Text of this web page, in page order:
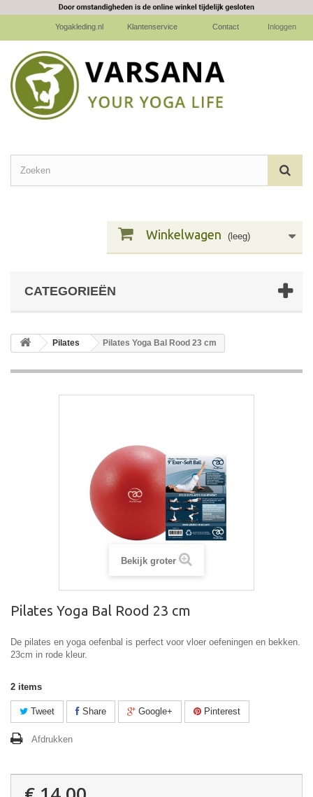
Inloggen
Contact
Klantenservice
Yogakleding.nl
Winkelwagen (leeg)
CATEGORIEËN
Pilates Pilates Yoga Bal Rood 23 cm
Bekijk groter
Pilates Yoga Bal Rood 23 cm
De pilates en yoga oefenbal is perfect voor vloer oefeningen en bekken.
23cm in rode kleur.
2 items
Tweet Share Google+ Pinterest
Afdrukken